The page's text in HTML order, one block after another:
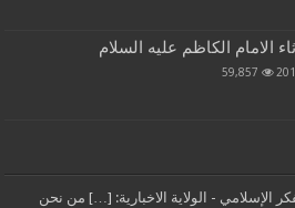
الامام الكاظم عليه السلام
59,857
الإسلامي - الولاية الاخبارية: […] من نحن